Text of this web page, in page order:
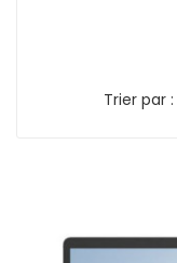
Trier par :